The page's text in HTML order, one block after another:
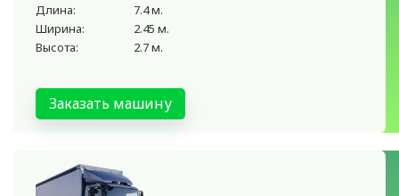
Длина:
7.4 м.
Ширина:
2.45 м.
Высота:
2.7 м.
Заказать машину